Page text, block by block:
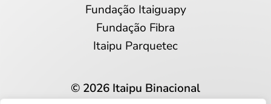
Fundação Itaiguapy
Fundação Fibra
Itaipu Parquetec
© 2026 Itaipu Binacional